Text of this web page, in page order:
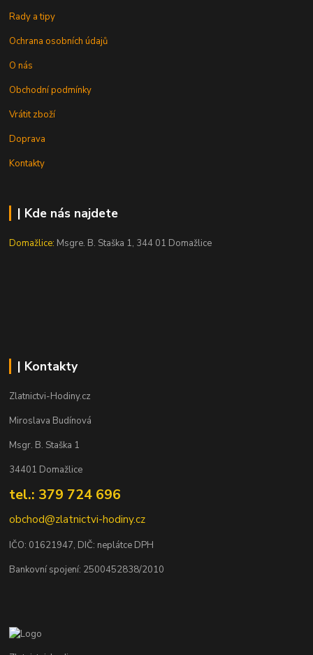
Rady a tipy
Ochrana osobních údajů
O nás
Obchodní podmínky
Vrátit zboží
Doprava
Kontakty
| Kde nás najdete
Domažlice: Msgre. B. Staška 1, 344 01 Domažlice
| Kontakty
Zlatnictvi-Hodiny.cz
Miroslava Budínová
Msgr. B. Staška 1
34401 Domažlice
tel.: 379 724 696
obchod@zlatnictvi-hodiny.cz
IČO: 01621947, DIČ: neplátce DPH
Bankovní spojení: 2500452838/2010